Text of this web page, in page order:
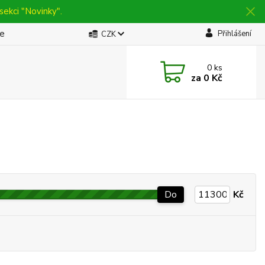
"Novinky".
CZK Přihlášení
0 ks
za 0 Kč
Do Kč